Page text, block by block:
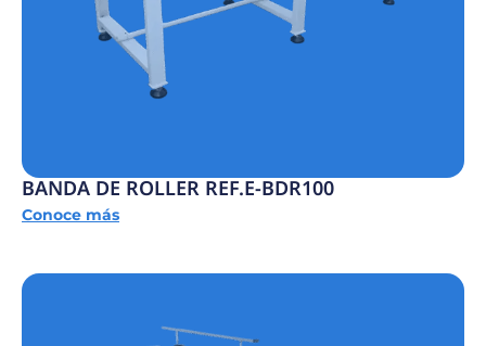
BANDA DE ROLLER REF.E-BDR100
Conoce más